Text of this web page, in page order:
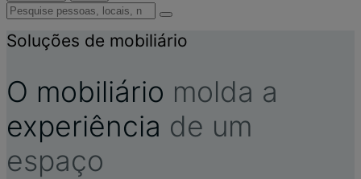
Pesquise
locais,
informações
Soluções de mobiliário
O mobiliário molda a
experiência de um
espaço